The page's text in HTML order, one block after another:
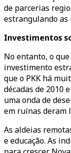
de parcerias
estrangulando as
Investimentos
No entanto, o
investimento
que o PKK há
décadas de 2010
uma onda de
em ruínas deram
As aldeias
e educação. As